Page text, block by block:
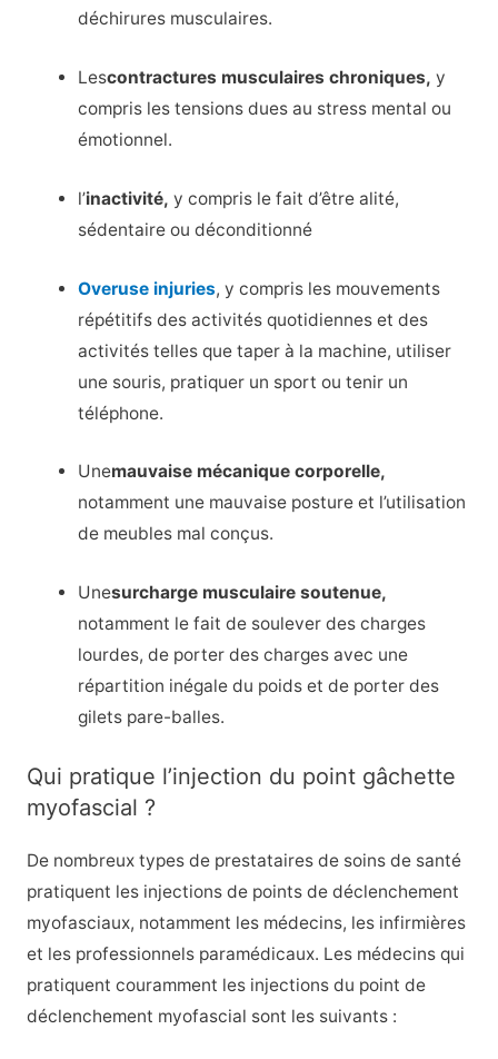
déchirures musculaires.
Lescontractures musculaires chroniques, y
compris les tensions dues au stress mental ou
émotionnel.
l’inactivité, y compris le fait d’être alité,
sédentaire ou déconditionné
Overuse injuries, y compris les mouvements
répétitifs des activités quotidiennes et des
activités telles que taper à la machine, utiliser
une souris, pratiquer un sport ou tenir un
téléphone.
Unemauvaise mécanique corporelle,
notamment une mauvaise posture et l’utilisation
de meubles mal conçus.
Unesurcharge musculaire soutenue,
notamment le fait de soulever des charges
lourdes, de porter des charges avec une
répartition inégale du poids et de porter des
gilets pare-balles.
Qui pratique l’injection du point gâchette
myofascial ?
De nombreux types de prestataires de soins de santé
pratiquent les injections de points de déclenchement
myofasciaux, notamment les médecins, les infirmières
et les professionnels paramédicaux. Les médecins qui
pratiquent couramment les injections du point de
déclenchement myofascial sont les suivants :